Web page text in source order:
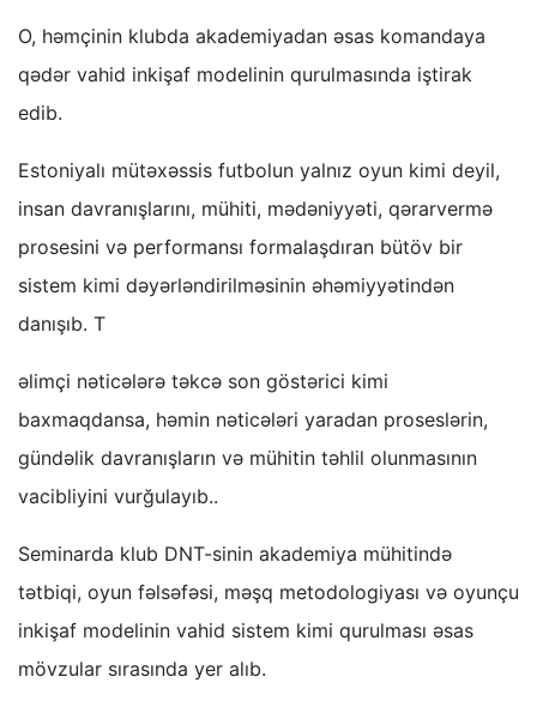
O, həmçinin klubda akademiyadan əsas komandaya
qədər vahid inkişaf modelinin qurulmasında iştirak
edib.
Estoniyalı mütəxəssis futbolun yalnız oyun kimi deyil,
insan davranışlarını, mühiti, mədəniyyəti, qərarvermə
prosesini və performansı formalaşdıran bütöv bir
sistem kimi dəyərləndirilməsinin əhəmiyyətindən
danışıb. T
əlimçi nəticələrə təkcə son göstərici kimi
baxmaqdansa, həmin nəticələri yaradan proseslərin,
gündəlik davranışların və mühitin təhlil olunmasının
vacibliyini vurğulayıb..
Seminarda klub DNT-sinin akademiya mühitində
tətbiqi, oyun fəlsəfəsi, məşq metodologiyası və oyunçu
inkişaf modelinin vahid sistem kimi qurulması əsas
mövzular sırasında yer alıb.